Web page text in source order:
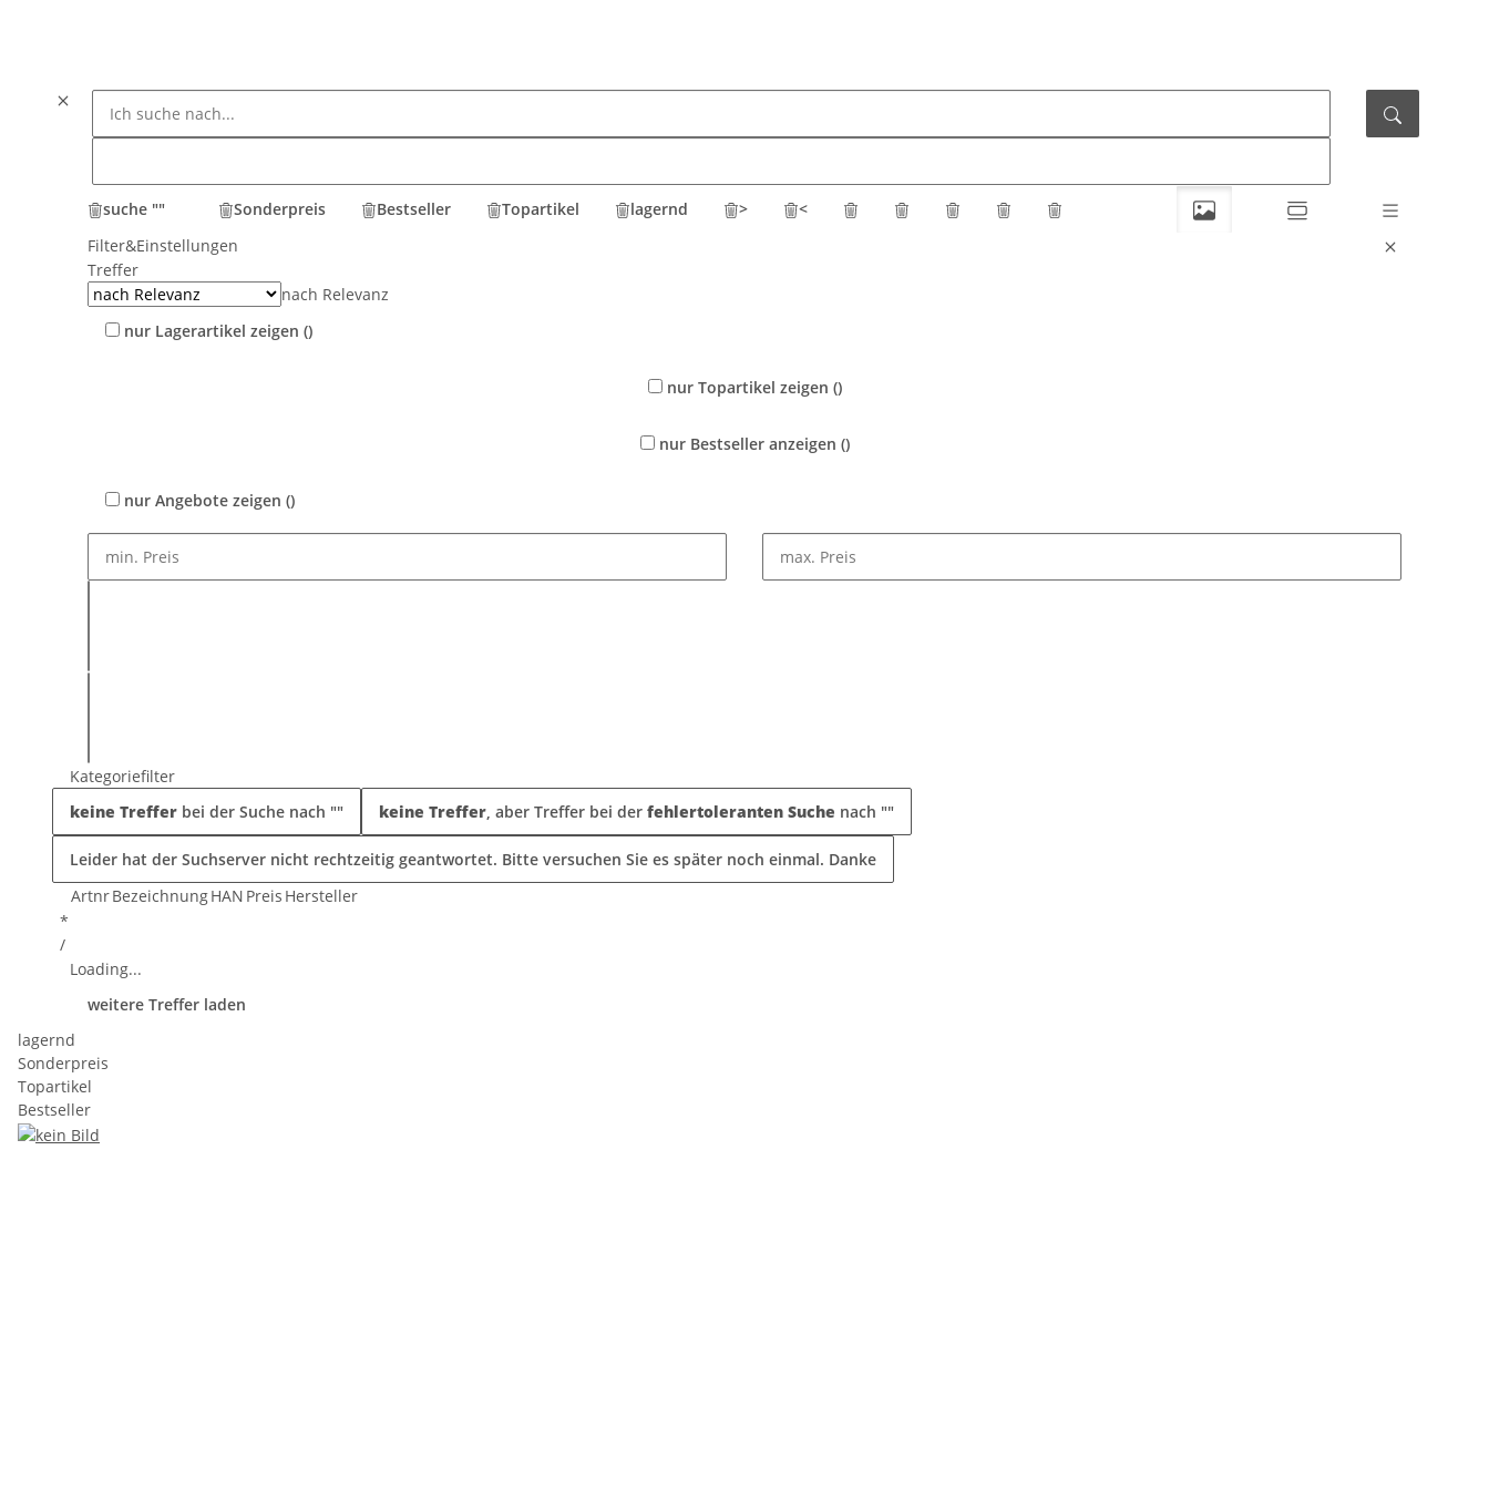
suche "" Sonderpreis Bestseller Topartikel lagernd >
<
Filter&Einstellungen
Treffer
nach Relevanz
nur Lagerartikel zeigen ()
nur Topartikel zeigen ()
nur Bestseller anzeigen ()
nur Angebote zeigen ()
Kategoriefilter
keine Treffer bei der Suche nach "" keine Treffer, aber Treffer bei der fehlertoleranten Suche nach ""
Leider hat der Suchserver nicht rechtzeitig geantwortet. Bitte versuchen Sie es später noch einmal. Danke
ArtnrBezeichnungHAN Preis Hersteller
*
/
Loading...
weitere Treffer laden
lagernd
Sonderpreis
Topartikel
Bestseller